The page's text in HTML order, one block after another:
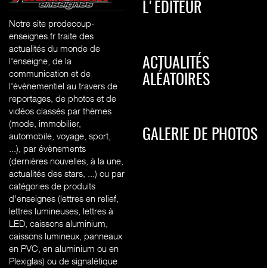
Notre site prodecoup-
enseignes.fr traite des
actualités du monde de
l'enseigne, de la
communication et de
l'évènementiel au travers de
reportages, de photos et de
vidéos classés par thèmes
(mode, immobilier,
automobile, voyage, sport,
...), par évènements
(dernières nouvelles, à la une,
actualités des stars, ...) ou par
catégories de produits
d'enseignes (lettres en relief,
lettres lumineuses, lettres à
LED, caissons aluminium,
caissons lumineux, panneaux
en PVC, en aluminium ou en
Plexiglas) ou de signalétique
L'ÉDITEUR
ACTUALITÉS
ALÉATOIRES
GALERIE DE PHOTOS